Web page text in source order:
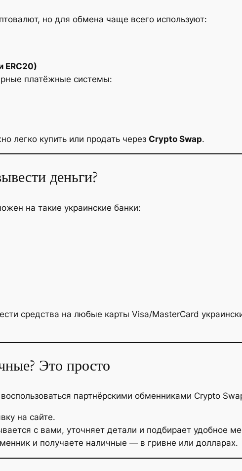
но для обмена чаще всего используют:
ERC20)
платёжные системы:
легко купить или продать через Crypto Swap.
деньги?
на такие украинские банки:
средства на любые карты Visa/MasterCard
Это просто
партнёрскими обменниками Crypto
на сайте.
с вами, уточняет детали и подбирает удобное
и получаете наличные — в гривне или долларах.